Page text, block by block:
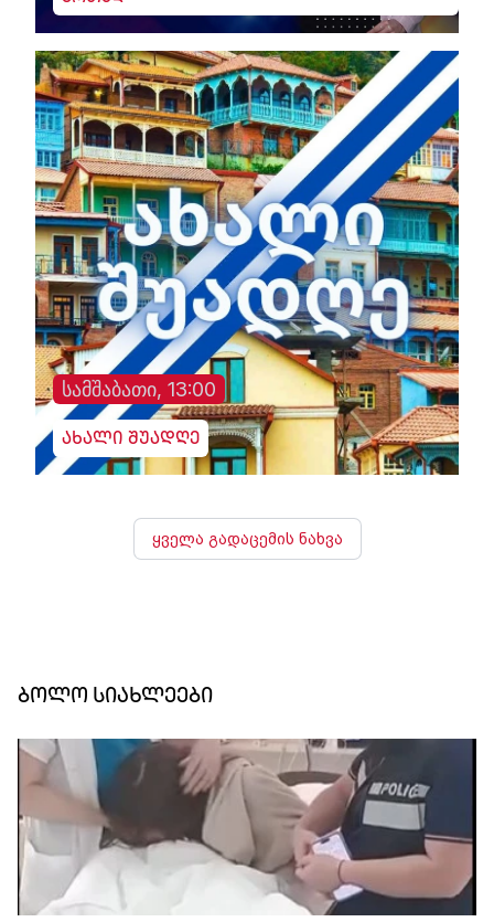
სამშაბათი, 13:00
ახალი შუადღე
ყველა გადაცემის ნახვა
ბოლო სიახლეები